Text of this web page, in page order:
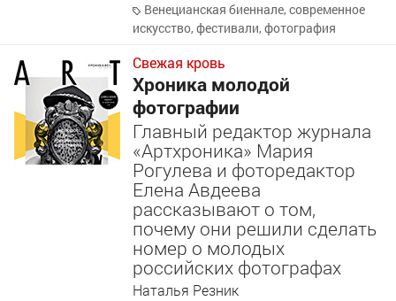
Венецианская биеннале,современное
искусство,фестивали,фотография
Свежая кровь
Хроника молодой
фотографии
Главный редактор журнала
«Артхроника» Мария
Рогулева и фоторедактор
Елена Авдеева
рассказывают о том,
почему они решили сделать
номер о молодых
российских фотографах
Наталья Резник